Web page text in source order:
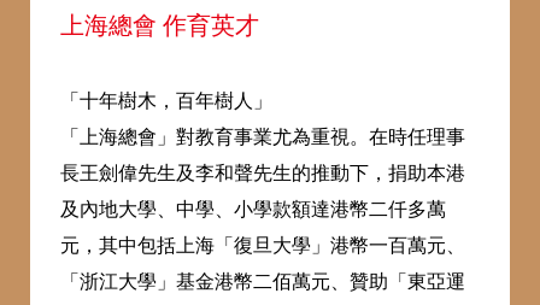
上海總會 作育英才
「十年樹木，百年樹人」
「上海總會」對教育事業尤為重視。在時任理事
長王劍偉先生及李和聲先生的推動下，捐助本港
及內地大學、中學、小學款額達港幣二仟多萬
元，其中包括上海「復旦大學」港幣一百萬元、
「浙江大學」基金港幣二佰萬元、贊助「東亞運